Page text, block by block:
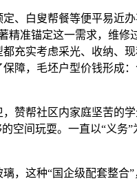
白叟帮餐等便平易近办
精准锚定这一需求，维修
充实考虑采光、收纳、
障，毛坯户型价钱形成
帮社区内家庭坚苦的学
空间玩耍。一直以“义务
这种“国企级配套整合”